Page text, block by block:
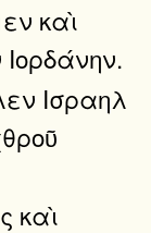
καὶ
Ισραηλ
καὶ